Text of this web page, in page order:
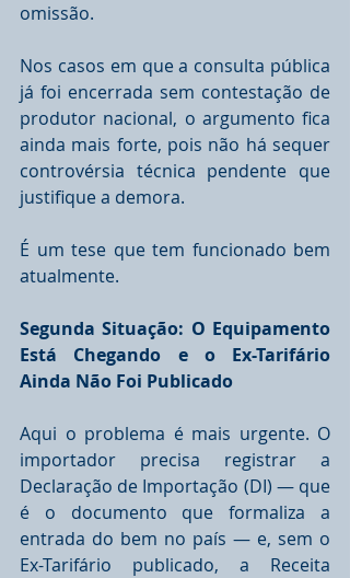
omissão.
Nos casos em que a consulta pública
já foi encerrada sem contestação de
produtor nacional, o argumento fica
ainda mais forte, pois não há sequer
controvérsia técnica pendente que
justifique a demora.
É um tese que tem funcionado bem
atualmente.
Segunda Situação: O Equipamento
Está Chegando e o Ex-Tarifário
Ainda Não Foi Publicado
Aqui o problema é mais urgente. O
importador precisa registrar a
Declaração de Importação (DI) — que
é o documento que formaliza a
entrada do bem no país — e, sem o
Ex-Tarifário publicado, a Receita